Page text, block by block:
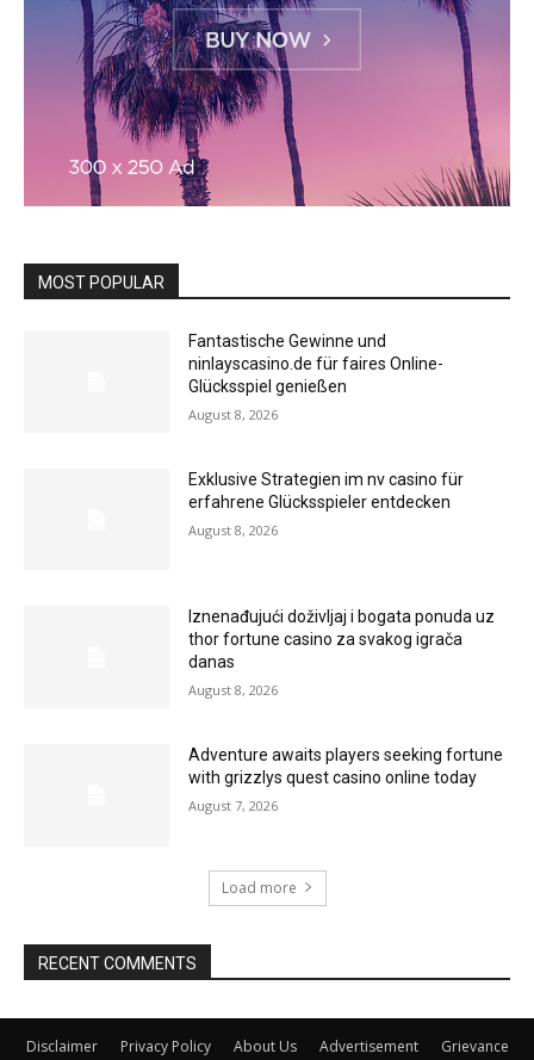
MOST POPULAR
Fantastische Gewinne und
ninlayscasino.de für faires Online-
Glücksspiel genießen
August 8, 2026
Exklusive Strategien im nv casino für
erfahrene Glücksspieler entdecken
August 8, 2026
Iznenađujući doživljaj i bogata ponuda uz
thor fortune casino za svakog igrača
danas
August 8, 2026
Adventure awaits players seeking fortune
with grizzlys quest casino online today
August 7, 2026
Load more
RECENT COMMENTS
Disclaimer Privacy Policy About Us Advertisement Grievance